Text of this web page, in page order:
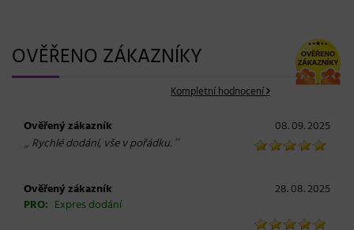
OVĚŘENO ZÁKAZNÍKY
Kompletní hodnocení
Ověřený zákazník 08. 09. 2025
„ Rychlé dodání, vše v pořádku. “
Ověřený zákazník
28. 08. 2025
PRO: Expres dodání